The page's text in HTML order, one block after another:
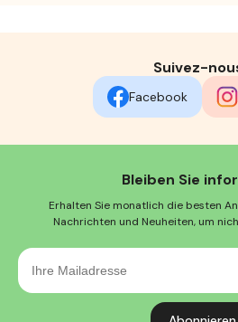
Suivez-
Facebook
Bleiben Sie
Erhalten Sie monatlich die besten
Nachrichten und Neuheiten, um
Ihre
Mailadresse